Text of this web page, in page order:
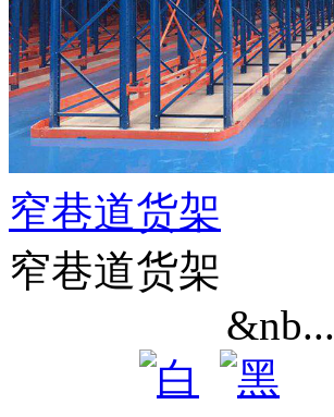
窄巷道货架
窄巷道货架
&nb...